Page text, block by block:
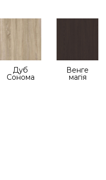
Дуб
Сонома
Венге
магія